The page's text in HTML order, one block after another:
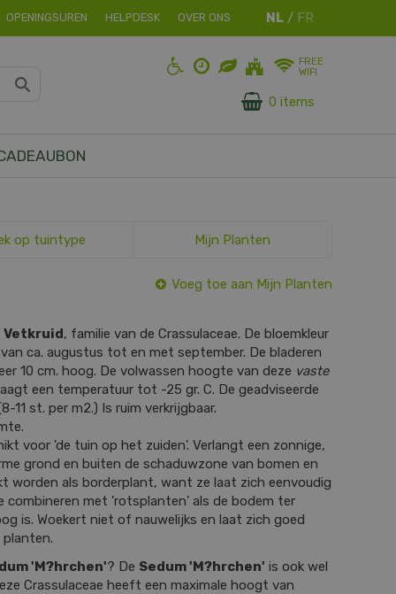
OPENINGSUREN HELPDESK OVER ONS
FREE
WIFI
0 items
op tuintype Mijn Planten
Voeg toe aan Mijn Planten
Vetkruid, familie van de Crassulaceae. De bloemkleur
ca. augustus tot en met september. De bladeren
10 cm. hoog. De volwassen hoogte van deze vaste
een temperatuur tot -25 gr. C. De geadviseerde
11 st. per m2.) Is ruim verkrijgbaar.
voor 'de tuin op het zuiden'. Verlangt een zonnige,
grond en buiten de schaduwzone van bomen en
worden als borderplant, want ze laat zich eenvoudig
combineren met 'rotsplanten' als de bodem ter
is. Woekert niet of nauwelijks en laat zich goed
'M?hrchen'? De Sedum 'M?hrchen' is ook wel
Crassulaceae heeft een maximale hoogt van